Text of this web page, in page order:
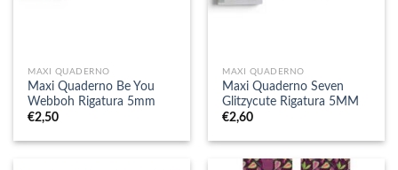
MAXI QUADERNO
Maxi Quaderno Be You
Webboh Rigatura 5mm
€2,50
MAXI QUADERNO
Maxi Quaderno Seven
Glitzycute Rigatura 5MM
€2,60